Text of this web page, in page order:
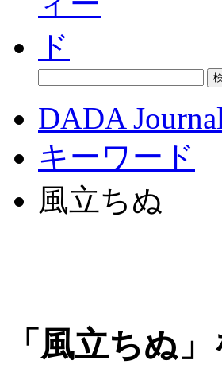
DADA
キーワード
風立ちぬ
「風立ちぬ